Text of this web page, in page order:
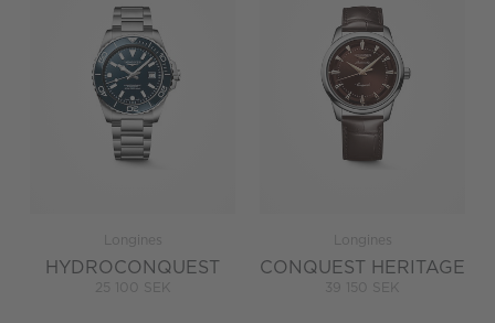
Longines
HYDROCONQUEST
25 100 SEK
Longines
CONQUEST HERITAGE
39 150 SEK